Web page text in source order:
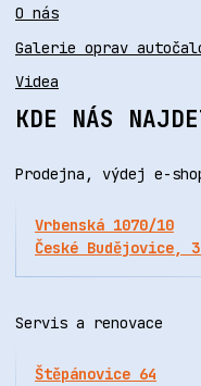
O nás
Galerie oprav
Videa
KDE NÁS
Prodejna, výdej e-
Vrbenská 1070/10
České Budějovice,
Servis a renovace
Štěpánovice 64